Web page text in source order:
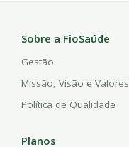
Sobre a FioSaúde
Gestão
Missão, Visão e Valores
Política de Qualidade
Planos